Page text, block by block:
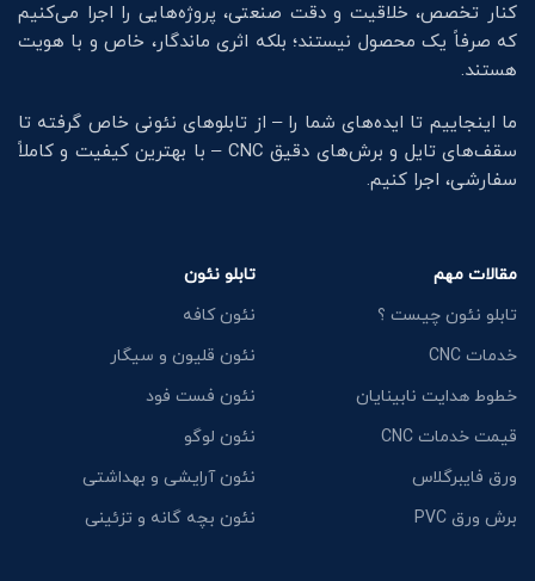
کنار تخصص، خلاقیت و دقت صنعتی، پروژه‌هایی را اجرا می‌کنیم
که صرفاً یک محصول نیستند؛ بلکه اثری ماندگار، خاص و با هویت
هستند.
ما اینجاییم تا ایده‌های شما را – از تابلوهای نئونی خاص گرفته تا
سقف‌های تایل و برش‌های دقیق CNC – با بهترین کیفیت و کاملاً
سفارشی، اجرا کنیم.
مقالات مهم
تابلو نئون چیست ؟
خدمات CNC
خطوط هدایت نابینایان
قیمت خدمات CNC
ورق فایبرگلاس
برش ورق PVC
تابلو نئون
نئون کافه
نئون قلیون و سیگار
نئون فست فود
نئون لوگو
نئون آرایشی و بهداشتی
نئون بچه گانه و تزئینی